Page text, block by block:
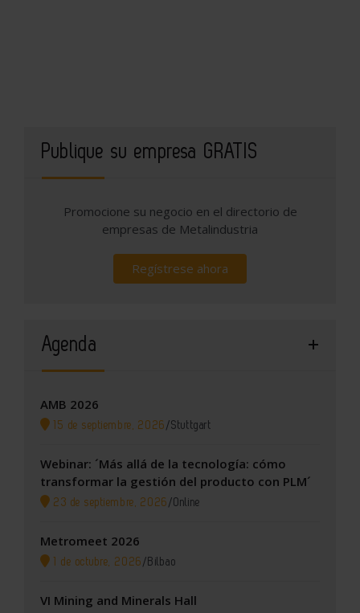
Publique su empresa GRATIS
Promocione su negocio en el directorio de
empresas de Metalindustria
Regístrese ahora
Agenda
AMB 2026
15 de septiembre, 2026 /Stuttgart
Webinar: ´Más allá de la tecnología: cómo
transformar la gestión del producto con PLM´
23 de septiembre, 2026 /Online
Metromeet 2026
1 de octubre, 2026 / Bilbao
VI Mining and Minerals Hall